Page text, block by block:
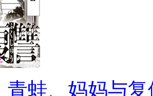
青蛙、妈妈与复